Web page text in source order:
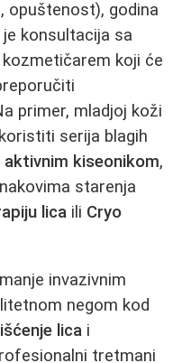
opuštenost), godina
konsultacija sa
koji će
primer, mladjoj koži
serija blagih
aktivnim kiseonikom,
starenja
lica ili Cryo
invazivnim
negom kod
lica i
tretmani